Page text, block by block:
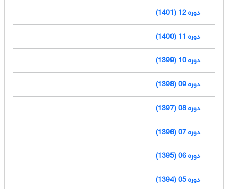
دوره 12 (1401)
دوره 11 (1400)
دوره 10 (1399)
دوره 09 (1398)
دوره 08 (1397)
دوره 07 (1396)
دوره 06 (1395)
دوره 05 (1394)